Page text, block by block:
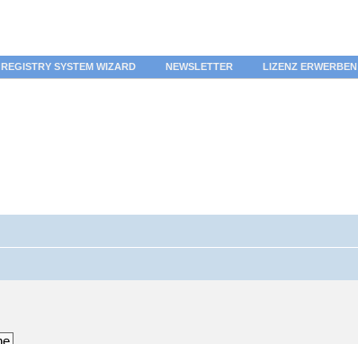
REGISTRY SYSTEM WIZARD NEWSLETTER LIZENZ ERWERBEN